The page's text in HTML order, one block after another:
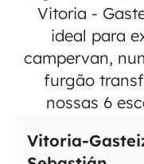
Vitoria -
ideal para
campervan,
furgão
nossas 6
Vitoria-